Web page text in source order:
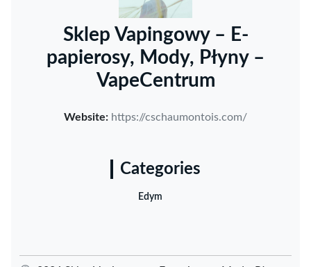
Sklep Vapingowy – E-
papierosy, Mody, Płyny –
VapeCentrum
Website: https://cschaumontois.com/
Categories
Edym